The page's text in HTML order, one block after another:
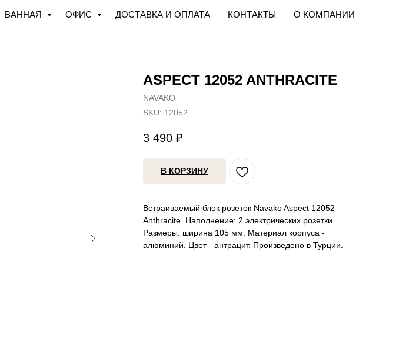
ВАННАЯ ОФИС ДОСТАВКА И ОПЛАТА КОНТАКТЫ О КОМПАНИИ
ASPECT 12052 ANTHRACITE
NAVAKO
SKU: 12052
3 490 ₽
В КОРЗИНУ
Встраиваемый блок розеток Navako Aspect 12052
Anthracite. Наполнение: 2 электрических розетки.
Размеры: ширина 105 мм. Материал корпуса -
алюминий. Цвет - антрацит. Произведено в Турции.